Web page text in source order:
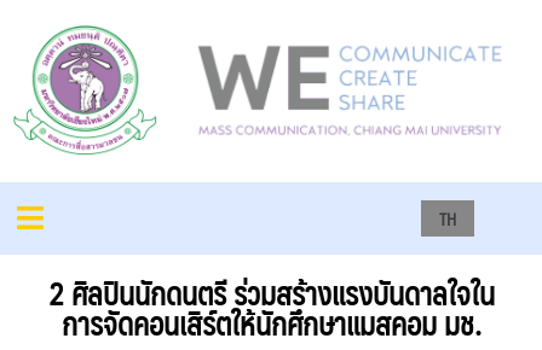
TH
2 ศิลปินนักดนตรี ร่วมสร้างแรงบันดาลใจใน
การจัดคอนเสิร์ตให้นักศึกษาแมสคอม มช.